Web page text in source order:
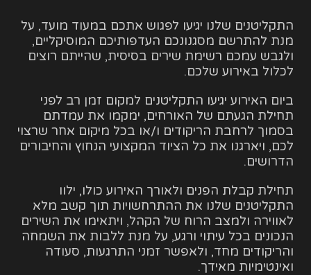
התקליטנים שלנו יגיעו לפגוש אתכם במעוד מועד, על
מנת להתרשם מסגנונכם העדפותיכם המוסיקליים,
ולגבש עמכם רשימת שירים בסיסית, שהייתם רוצים
לכלול באירוע שלכם.
ביום האירוע יגיעו התקליטנים למקום זמן רב לפני
תחילת הגעתם של האורחים, ימקמו את עמדתם
בסמוך לרחבת הריקודים ו/או בכל מיקום אחר שרצוי
לכם, ויארגנו את כל הציוד המקצועי הנחוץ והחיבורים
הדרושים.
תחילת קבלת הפנים ולאורך האירוע כולו, ילוו
התקליטנים שלנו את ההתרחשויות תוך קשב מלא
לאווירה ולמצב הרוח של הקהל, ויתאימו את השירים
הנכונים בכל עיתוי ורגע, על מנת ללבות את השמחה
והריקודים מחד, ולאפשר זמני התרגעות, סעודה
ואינטימיות מאידך.